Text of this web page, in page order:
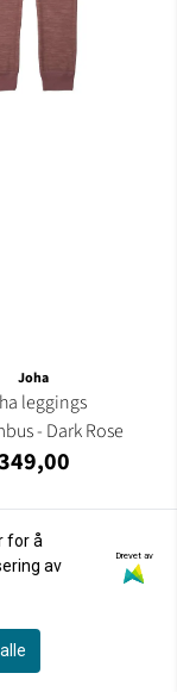
Joha
leggings
- Dark Rose
for å
av
Drevet av